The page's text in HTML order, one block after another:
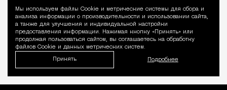
Уведомление
Мы используем файлы Сookie и метрические системы для сбора и
анализа информации о производительности и использовании сайта,
а также для улучшения и индивидуальной настройки
предоставления информации. Нажимая кнопку «Принять» или
продолжая пользоваться сайтом, вы соглашаетесь на обработку
файлов Cookie и данных метрических систем.
Принять Подробнее